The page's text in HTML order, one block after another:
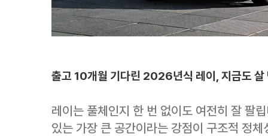
출고 10개월 기다린 2026년식 레이, 지금도 살
레이는 풀체인지 한 번 없이도 여전히 잘 팔
있는 가장 큰 공간이라는 강점이 구조적 정